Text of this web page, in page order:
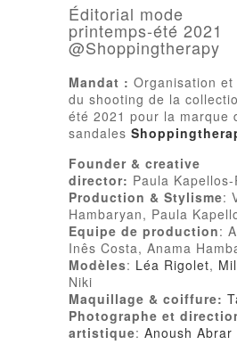
Éditorial mode
printemps-été 2021
@Shoppingtherapy
Mandat : Organisation et
du shooting de la
été 2021 pour la marque
sandales
Founder & creative
director: Paula
Production & Stylisme:
Hambaryan, Paula
Equipe de production:
Inês Costa, Anama
Modèles: Léa Rigolet,
Niki
Maquillage & coiffure:
Photographe et
artistique: Anoush Abrar